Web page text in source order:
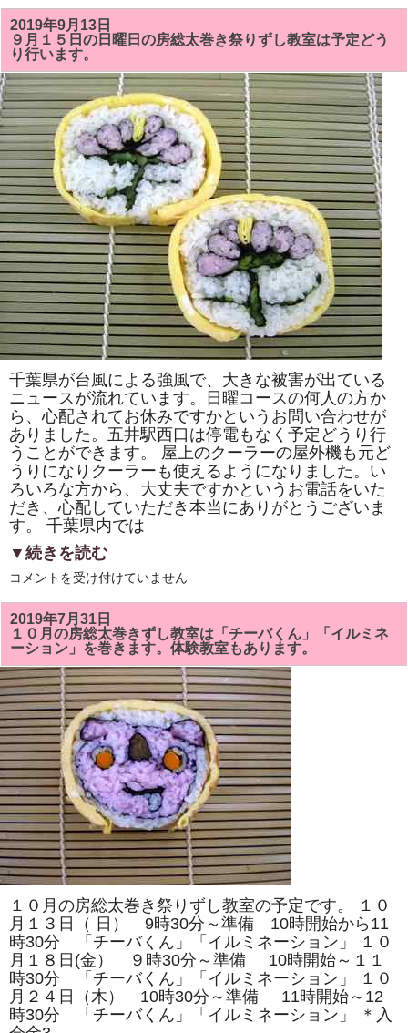
の
房
総
太
巻
き
祭
り
ず
し
教
室
で
は
「キ
テ
イ
ち
ゃ
ん」
「文
銭」
を
巻
き
ま
す。
体
教
室
も
あ
り
ま
す。
は
2019年9月13日
９月１５日の日曜日の房総太巻き祭りずし教室は予定どう
り行います。
千葉県が台風による強風で、大きな被害が出ている
ニュースが流れています。日曜コースの何人の方か
ら、心配されてお休みですかというお問い合わせが
ありました。五井駅西口は停電もなく予定どうり行
うことができます。 屋上のクーラーの屋外機も元ど
うりになりクーラーも使えるようになりました。い
ろいろな方から、大丈夫ですかというお電話をいた
だき、心配していただき本当にありがとうございま
す。 千葉県内では
▼続きを読む
９
１
５
日
の
日
曜
日
の
房
総
太
巻
き
祭
り
ず
し
教
室
は
予
定
ど
り
行
い
ま
す。
は
コメントを受け付けていません
2019年7月31日
１０月の房総太巻きずし教室は「チーバくん」「イルミネ
ーション」を巻きます。体験教室もあります。
１０月の房総太巻き祭りずし教室の予定です。 １０
月１３日（ 日） 9時30分～準備 10時開始から11
時30分 「チーバくん」「イルミネーション」 １０
月１８日(金） ９時30分～準備 10時開始～１１
時30分 「チーバくん」「イルミネーション」 １０
月２４日（木） 10時30分～準備 11時開始～12
時30分 「チーバくん」「イルミネーション」 ＊入